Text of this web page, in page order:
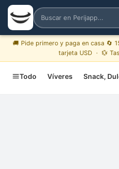
🚚 Pide primero y paga en casa 🔄
tarjeta USD · 💱
Todo Víveres Snack,